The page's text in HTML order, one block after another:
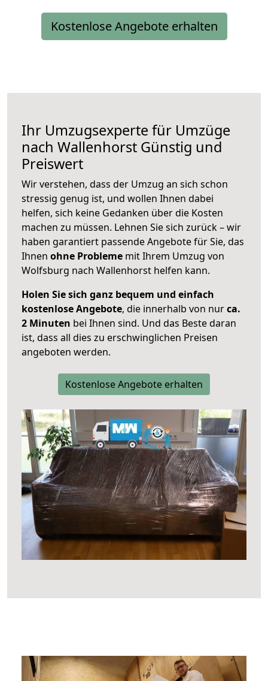
Kostenlose Angebote erhalten
Ihr Umzugsexperte für Umzüge
nach Wallenhorst Günstig und
Preiswert
Wir verstehen, dass der Umzug an sich schon
stressig genug ist, und wollen Ihnen dabei
helfen, sich keine Gedanken über die Kosten
machen zu müssen. Lehnen Sie sich zurück – wir
haben garantiert passende Angebote für Sie, das
Ihnen ohne Probleme mit Ihrem Umzug von
Wolfsburg nach Wallenhorst helfen kann.
Holen Sie sich ganz bequem und einfach
kostenlose Angebote, die innerhalb von nurca.
2 Minuten bei Ihnen sind. Und das Beste daran
ist, dass all dies zu erschwinglichen Preisen
angeboten werden.
Kostenlose Angebote erhalten